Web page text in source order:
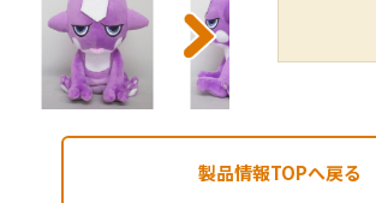
製品情報TOPへ戻る